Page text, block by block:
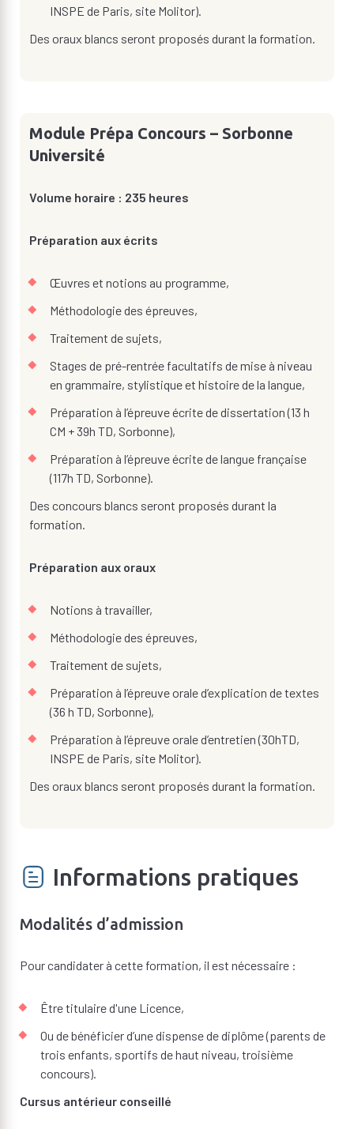
INSPE de Paris, site Molitor).
Des oraux blancs seront proposés durant la formation.
Module Prépa Concours – Sorbonne
Université
Volume horaire : 235 heures
Préparation aux écrits
Œuvres et notions au programme,
Méthodologie des épreuves,
Traitement de sujets,
Stages de pré-rentrée facultatifs de mise à niveau
en grammaire, stylistique et histoire de la langue,
Préparation à l’épreuve écrite de dissertation (13 h
CM + 39h TD, Sorbonne),
Préparation à l’épreuve écrite de langue française
(117h TD, Sorbonne).
Des concours blancs seront proposés durant la
formation.
Préparation aux oraux
Notions à travailler,
Méthodologie des épreuves,
Traitement de sujets,
Préparation à l’épreuve orale d’explication de textes
(36 h TD, Sorbonne),
Préparation à l’épreuve orale d’entretien (30hTD,
INSPE de Paris, site Molitor).
Des oraux blancs seront proposés durant la formation.
Informations pratiques
Modalités d’admission
Pour candidater à cette formation, il est nécessaire :
Être titulaire d'une Licence,
Ou de bénéficier d’une dispense de diplôme (parents de
trois enfants, sportifs de haut niveau, troisième
concours).
Cursus antérieur conseillé